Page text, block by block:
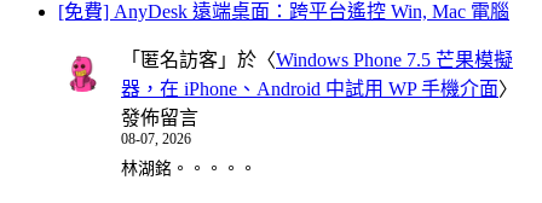
[免費] AnyDesk 遠端桌面：跨平台遙控 Win, Mac 電腦
「 匿名訪客 」於〈Windows Phone 7.5 芒果模擬
器，在 iPhone、Android 中試用 WP 手機介面〉
發佈留言
08-07, 2026
林湖銘。。。。。